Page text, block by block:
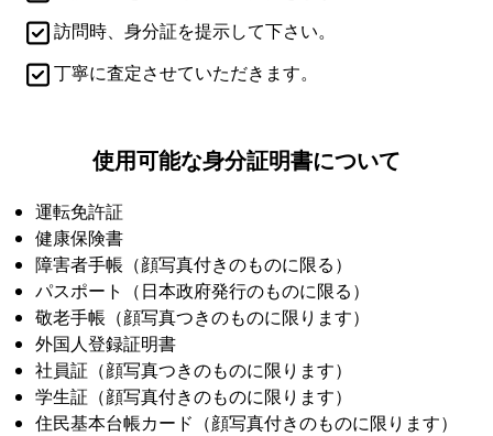
訪問時、身分証を提示して下さい。
丁寧に査定させていただきます。
使用可能な身分証明書について
運転免許証
健康保険書
障害者手帳（顔写真付きのものに限る）
パスポート（日本政府発行のものに限る）
敬老手帳（顔写真つきのものに限ります）
外国人登録証明書
社員証（顔写真つきのものに限ります）
学生証（顔写真付きのものに限ります）
住民基本台帳カード（顔写真付きのものに限ります）